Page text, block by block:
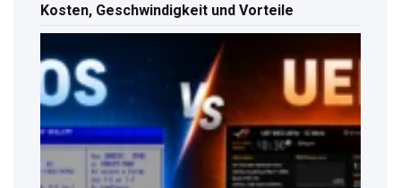
Kosten, Geschwindigkeit und Vorteile